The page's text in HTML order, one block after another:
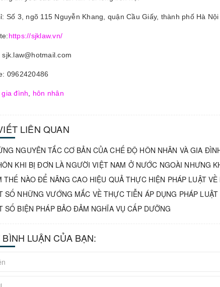
Số 3, ngõ 115 Nguyễn Khang, quận Cầu Giấy, thành phố Hà Nội
https://sjklaw.vn/
sjk.law@hotmail.com
0962420486
gia đình, hôn nhân
LIÊN QUAN
NGUYÊN TẮC CƠ BẢN CỦA CHẾ ĐỘ HÔN NHÂN VÀ GIA
KHI BỊ ĐƠN LÀ NGƯỜI VIỆT NAM Ở NƯỚC NGOÀI NHƯNG
THẾ NÀO ĐỂ NÂNG CAO HIỆU QUẢ THỰC HIỆN PHÁP LUẬT
SỐ NHỮNG VƯỚNG MẮC VỀ THỰC TIỄN ÁP DỤNG PHÁP
SỐ BIỆN PHÁP BẢO ĐẢM NGHĨA VỤ CẤP DƯỠNG
LUẬN CỦA BẠN: